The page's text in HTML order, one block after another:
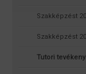
Szakképzést
Szakképzést
Tutori